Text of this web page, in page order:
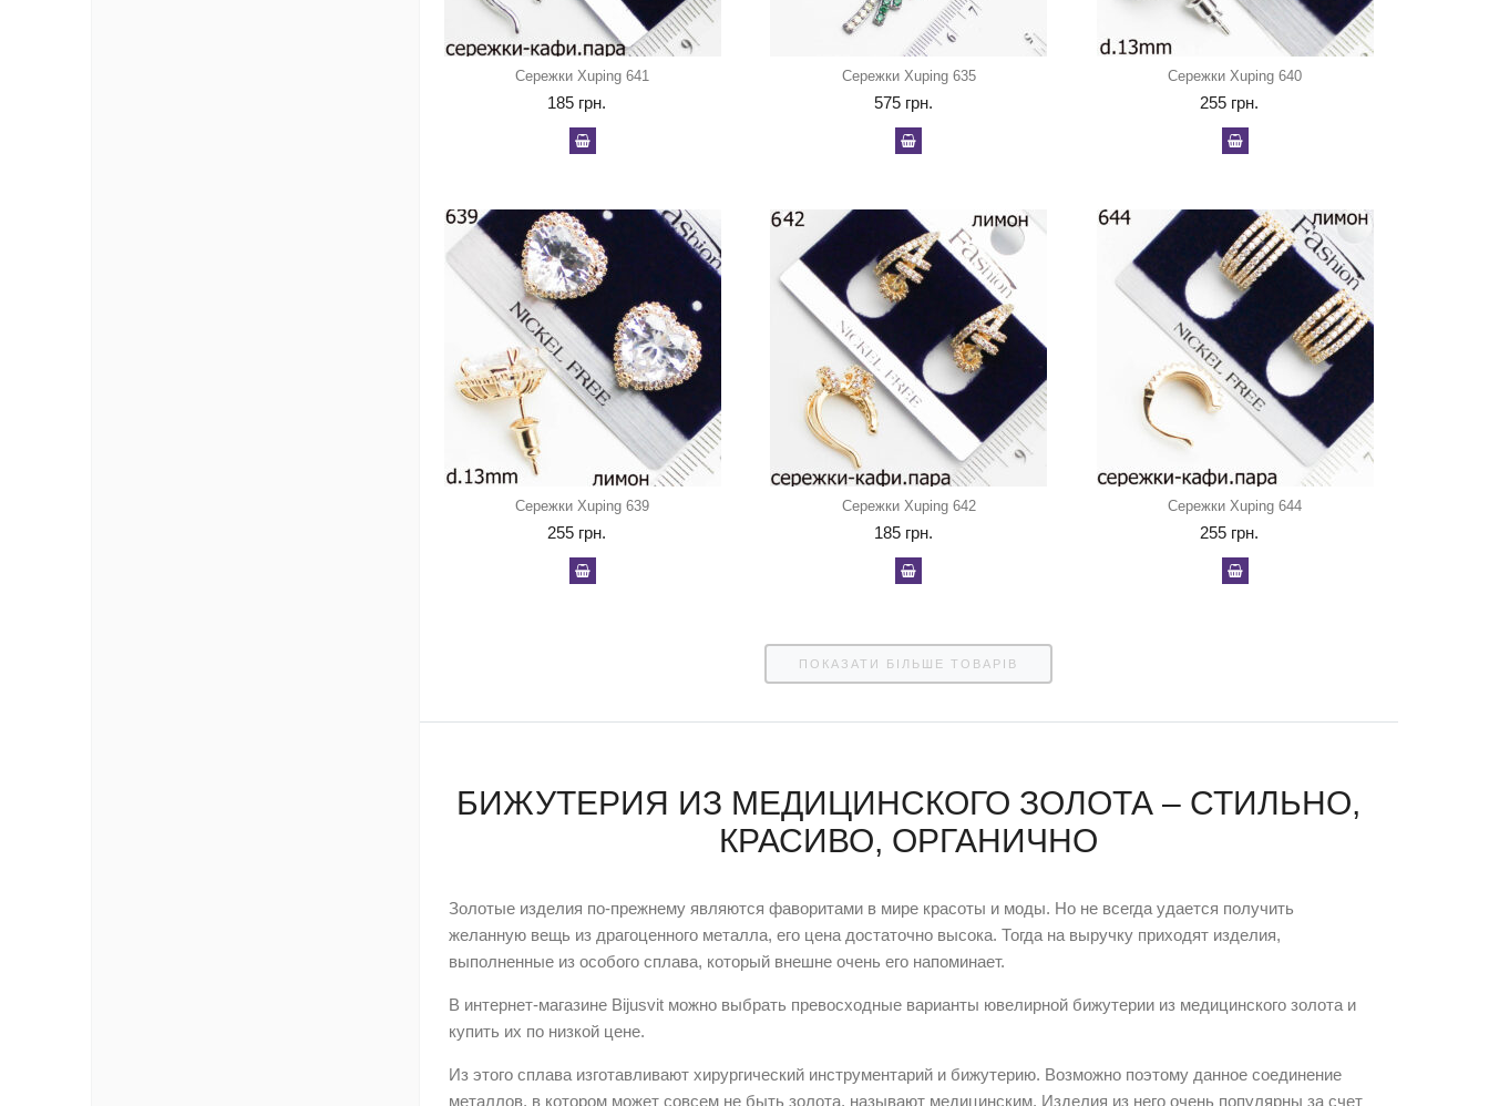
Сережки Xuping 641
185 грн.
Сережки Xuping 635
575 грн.
Сережки Xuping 640
255 грн.
Сережки Xuping 639
255 грн.
Сережки Xuping 642
185 грн.
Сережки Xuping 644
255 грн.
ПОКАЗАТИ БІЛЬШЕ ТОВАРІВ
БИЖУТЕРИЯ ИЗ МЕДИЦИНСКОГО ЗОЛОТА – СТИЛЬНО,
КРАСИВО, ОРГАНИЧНО
Золотые изделия по-прежнему являются фаворитами в мире красоты и моды. Но не всегда удается получить
желанную вещь из драгоценного металла, его цена достаточно высока. Тогда на выручку приходят изделия,
выполненные из особого сплава, который внешне очень его напоминает.
В интернет-магазине Bijusvit можно выбрать превосходные варианты ювелирной бижутерии из медицинского золота и
купить их по низкой цене.
Из этого сплава изготавливают хирургический инструментарий и бижутерию. Возможно поэтому данное соединение
металлов, в котором может совсем не быть золота, называют медицинским. Изделия из него очень популярны за счет